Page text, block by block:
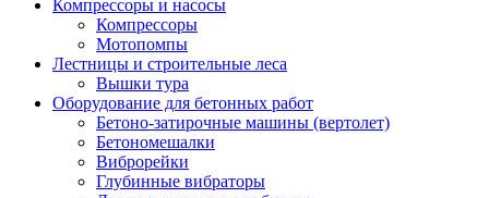
Компрессоры и насосы
Компрессоры
Мотопомпы
Лестницы и строительные леса
Вышки тура
Оборудование для бетонных работ
Бетоно-затирочные машины (вертолет)
Бетономешалки
Виброрейки
Глубинные вибраторы